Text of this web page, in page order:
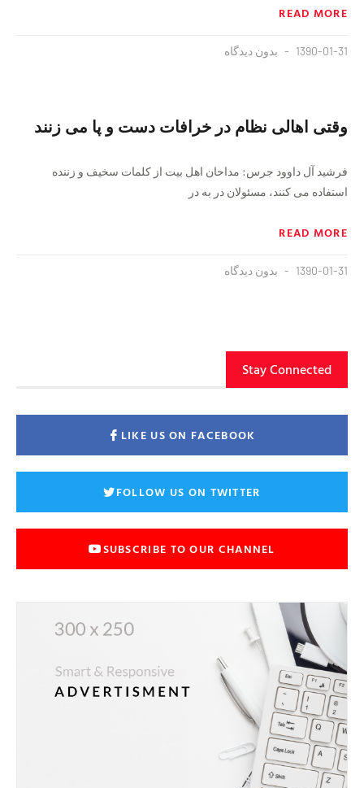
READ MORE
1390-01-31 بدون دیدگاه
وقتی اهالی نظام در خرافات دست و پا می زنند
فرشید آل داوود جرس: مداحان اهل بیت از کلمات سخیف و زننده
استفاده می کنند، مسئولان در به در
READ MORE
1390-01-31 بدون دیدگاه
Stay Connected
LIKE US ON FACEBOOK
FOLLOW US ON TWITTER
SUBSCRIBE TO OUR CHANNEL